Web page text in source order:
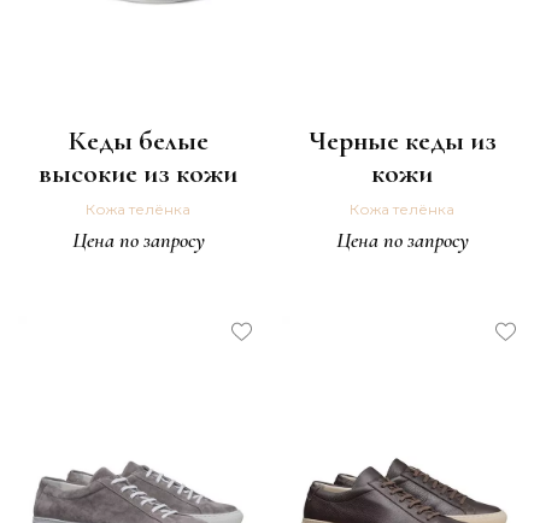
Кеды белые
высокие из кожи
Кожа телёнка
Цена по запросу
Черные кеды из
кожи
Кожа телёнка
Цена по запросу